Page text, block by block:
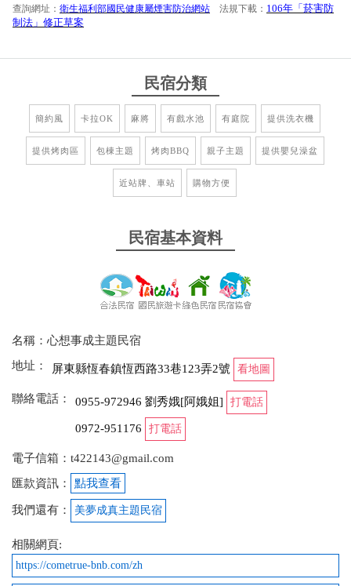
查詢網址： 衛生福利部國民健康屬煙害防治網站 法規下載： 106年「菸害防
制法」修正草案
民宿分類
簡約風 卡拉OK 麻將 有戲水池 有庭院 提供洗衣機
提供烤肉區 包棟主題 烤肉BBQ 親子主題 提供嬰兒澡盆
近站牌、車站 購物方便
民宿基本資料
名稱：心想事成主題民宿
地址：
屏東縣恆春鎮恆西路33巷123弄2號 看地圖
聯絡電話： 0955-972946 劉秀娥[阿娥姐] 打電話
0972-951176 打電話
電子信箱：t422143@gmail.com
匯款資訊：
點我查看
我們還有： 美夢成真主題民宿
相關網頁:
https://cometrue-bnb.com/zh